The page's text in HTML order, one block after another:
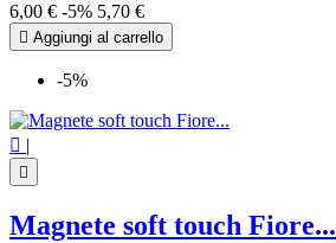
6,00 € -5% 5,70 €
 Aggiungi al carrello
-5%
 |

Magnete soft touch Fiore...